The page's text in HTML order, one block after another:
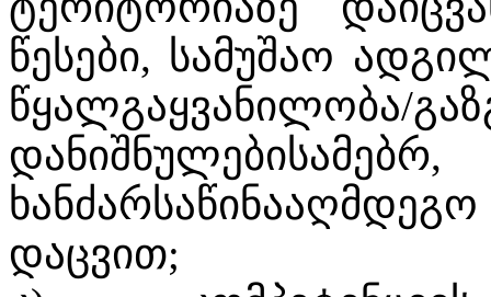
წესები, სამუშაო
წყალგაყვანილობა/
დაცვით;